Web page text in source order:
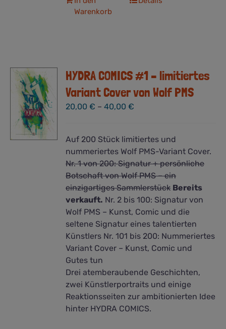
Warenkorb
HYDRA COMICS #1 – limitiertes
Variant Cover von Wolf PMS
20,00€ –40,00€
Auf 200 Stück limitiertes und
nummeriertes Wolf PMS-Variant Cover.
Nr. 1 von 200: Signatur + persönliche
Botschaft von Wolf PMS – ein
einzigartiges Sammlerstück Bereits
verkauft. Nr. 2 bis 100: Signatur von
Wolf PMS – Kunst, Comic und die
seltene Signatur eines talentierten
Künstlers Nr. 101 bis 200: Nummeriertes
Variant Cover – Kunst, Comic und
Gutes tun
Drei atemberaubende Geschichten,
zwei Künstlerportraits und einige
Reaktionsseiten zur ambitionierten Idee
hinter HYDRA COMICS.